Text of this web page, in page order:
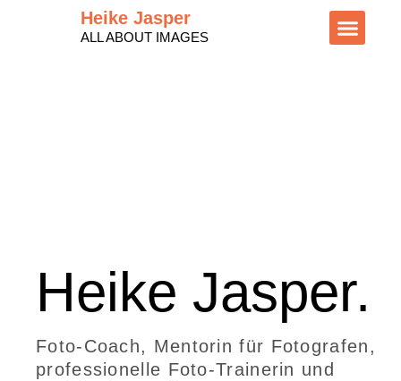
Heike Jasper
ALL ABOUT IMAGES
Heike Jasper.
Foto-Coach, Mentorinfür Fotografen,
professionelle Foto-Trainerin und